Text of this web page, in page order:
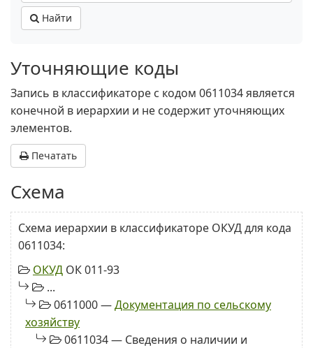
Найти
Уточняющие коды
Запись в классификаторе с кодом 0611034 является
конечной в иерархии и не содержит уточняющих
элементов.
Печатать
Схема
Схема иерархии в классификаторе ОКУД для кода
0611034:
ОКУД ОК 011-93
...
0611000 —Документация по сельскому
хозяйству
0611034 — Сведения о наличии и